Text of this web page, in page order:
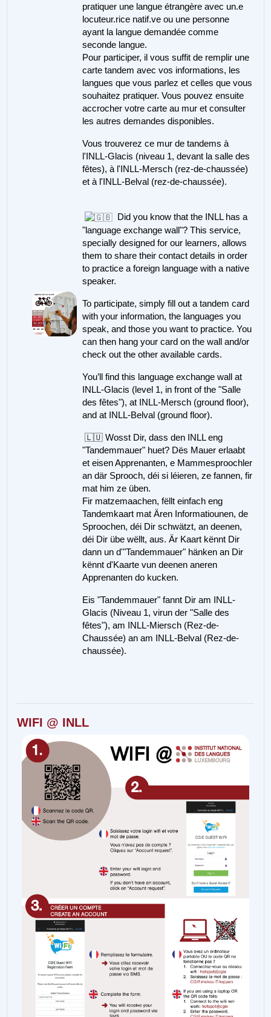
pratiquer une langue étrangère avec un.e
locuteur.rice natif.ve ou une personne
ayant la langue demandée comme
seconde langue.
Pour participer, il vous suffit de remplir une
carte tandem avec vos informations, les
langues que vous parlez et celles que vous
souhaitez pratiquer. Vous pouvez ensuite
accrocher votre carte au mur et consulter
les autres demandes disponibles.
Vous trouverez ce mur de tandems à
l'INLL-Glacis (niveau 1, devant la salle des
fêtes), à l'INLL-Mersch (rez-de-chaussée)
et à l'INLL-Belval (rez-de-chaussée).
Did you know that the INLL has a
"language exchange wall"? This service,
specially designed for our learners, allows
them to share their contact details in order
to practice a foreign language with a native
speaker.
To participate, simply fill out a tandem card
with your information, the languages you
speak, and those you want to practice. You
can then hang your card on the wall and/or
check out the other available cards.
You’ll find this language exchange wall at
INLL-Glacis (level 1, in front of the "Salle
des fêtes"), at INLL-Mersch (ground floor),
and at INLL-Belval (ground floor).
🇱🇺 Wosst Dir, dass den INLL eng
"Tandemmauer" huet? Dës Mauer erlaabt
et eisen Apprenanten, e Mammesproochler
an där Sprooch, déi si léieren, ze fannen, fir
mat him ze üben.
Fir matzemaachen, fëllt einfach eng
Tandemkaart mat Ären Informatiounen, de
Sproochen, déi Dir schwätzt, an deenen,
déi Dir übe wëllt, aus. Är Kaart kënnt Dir
dann un d'"Tandemmauer" hänken an Dir
kënnt d'Kaarte vun deenen aneren
Apprenanten do kucken.
Eis "Tandemmauer" fannt Dir am INLL-
Glacis (Niveau 1, virun der "Salle des
fêtes"), am INLL-Miersch (Rez-de-
Chaussée) an am INLL-Belval (Rez-de-
chaussée).
WIFI @ INLL